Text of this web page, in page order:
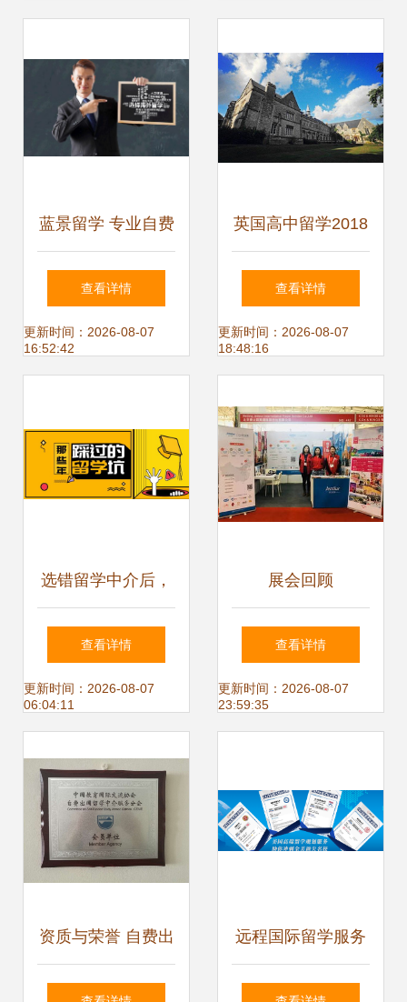
服务
蓝景留学 专业自费
出国留学中介服务
全解析
查看详情
更新时间：2026-08-07
16:52:42
英国高中留学2018
如何选择一个靠谱
的自费出国留学中
查看详情
更新时间：2026-08-07
18:48:16
选错留学中介后，
你可能遇到的坑
查看详情
更新时间：2026-08-07
06:04:11
展会回顾
2018COTTM，洞
察旅业新业态与自
务动向
查看详情
更新时间：2026-08-07
23:59:35
资质与荣誉 自费出
国留学中介服务的
远程国际留学服务
机构与自费出国留